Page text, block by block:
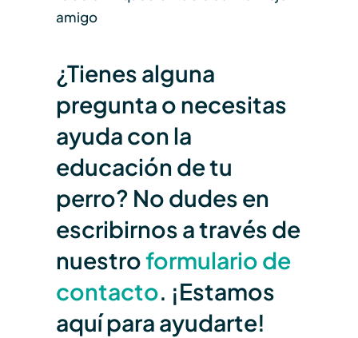
amigo
¿Tienes alguna
pregunta o necesitas
ayuda con la
educación de tu
perro? No dudes en
escribirnos a través de
nuestroformulario de
contacto. ¡Estamos
aquí para ayudarte!